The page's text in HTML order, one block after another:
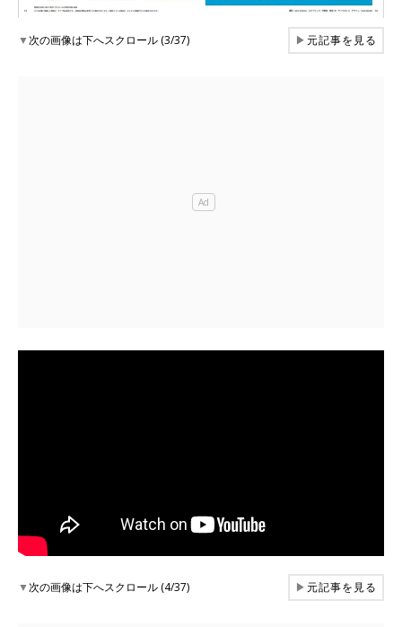
▼次の画像は下へスクロール (3/37) ▶元記事を見る
▼次の画像は下へスクロール (4/37) ▶元記事を見る